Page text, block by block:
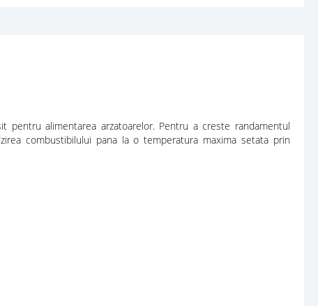
alimentarea arzatoarelor. Pentru a creste randamentul
combustibilului pana la o temperatura maxima setata prin